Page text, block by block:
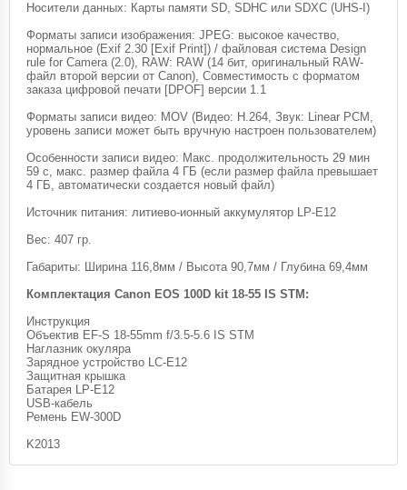
Носители данных: Карты памяти SD, SDHC или SDXC (UHS-I)
Форматы записи изображения: JPEG: высокое качество,
нормальное (Exif 2.30 [Exif Print]) / файловая система Design
rule for Camera (2.0), RAW: RAW (14 бит, оригинальный RAW-
файл второй версии от Canon), Совместимость с форматом
заказа цифровой печати [DPOF] версии 1.1
Форматы записи видео: MOV (Видео: H.264, Звук: Linear PCM,
уровень записи может быть вручную настроен пользователем)
Особенности записи видео: Макс. продолжительность 29 мин
59 с, макс. размер файла 4 ГБ (если размер файла превышает
4 ГБ, автоматически создается новый файл)
Источник питания: литиево-ионный аккумулятор LP-E12
Вес: 407 гр.
Габариты: Ширина 116,8мм / Высота 90,7мм / Глубина 69,4мм
Комплектация Canon EOS 100D kit 18-55 IS STM:
Инструкция
Объектив EF-S 18-55mm f/3.5-5.6 IS STM
Наглазник окуляра
Зарядное устройство LC-E12
Защитная крышка
Батарея LP-E12
USB-кабель
Ремень EW-300D
K2013